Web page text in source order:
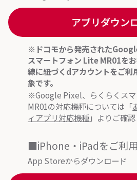
アプリダウン
※ドコモから発売された
スマートフォン Lite MR01を
線に紐づくdアカウントをご利
象です。
※Google Pixel、らくらくス
MR01の対応機種については「
ィアプリ対応機種」よりご確認
■iPhone・iPadをご利
App Storeからダウンロード